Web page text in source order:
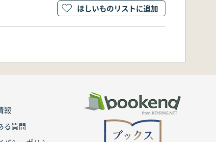
ほしいものリストに追加
報
る質問